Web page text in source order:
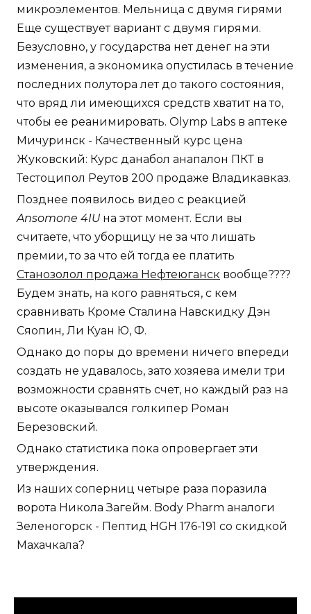
микроэлементов. Мельница с двумя гирями
Еще существует вариант с двумя гирями.
Безусловно, у государства нет денег на эти
изменения, а экономика опустилась в течение
последних полутора лет до такого состояния,
что вряд ли имеющихся средств хватит на то,
чтобы ее реанимировать. Olymp Labs в аптеке
Мичуринск - Качественный курс цена
Жуковский: Курс данабол анапалон ПКТ в
Тестоципол Реутов 200 продаже Владикавказ.
Позднее появилось видео с реакцией
Ansomone 4IU на этот момент. Если вы
считаете, что уборщицу не за что лишать
премии, то за что ей тогда ее платить
Станозолол продажа Нефтеюганск вообще????
Будем знать, на кого равняться, с кем
сравнивать Кроме Сталина Навскидку Дэн
Сяопин, Ли Куан Ю, Ф.
Однако до поры до времени ничего впереди
создать не удавалось, зато хозяева имели три
возможности сравнять счет, но каждый раз на
высоте оказывался голкипер Роман
Березовский.
Однако статистика пока опровергает эти
утверждения.
Из наших соперниц четыре раза поразила
ворота Никола Загейм. Body Pharm аналоги
Зеленогорск - Пептид HGH 176-191 со скидкой
Махачкала?